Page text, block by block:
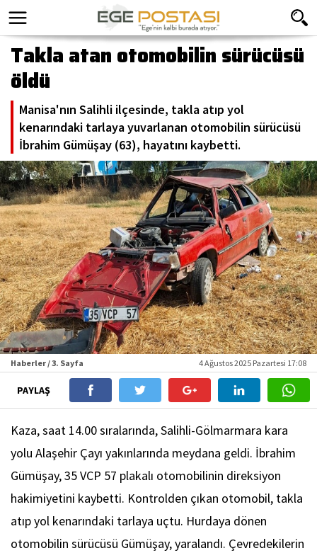
Takla atan otomobilin sürücüsü
öldü
Manisa'nın Salihli ilçesinde, takla atıp yol
kenarındaki tarlaya yuvarlanan otomobilin sürücüsü
İbrahim Gümüşay (63), hayatını kaybetti.
Haberler / 3. Sayfa 4 Ağustos 2025 Pazartesi 17:08
PAYLAŞ
Kaza, saat 14.00 sıralarında, Salihli-Gölmarmara kara
yolu Alaşehir Çayı yakınlarında meydana geldi. İbrahim
Gümüşay, 35 VCP 57 plakalı otomobilinin direksiyon
hakimiyetini kaybetti. Kontrolden çıkan otomobil, takla
atıp yol kenarındaki tarlaya uçtu. Hurdaya dönen
otomobilin sürücüsü Gümüşay, yaralandı. Çevredekilerin